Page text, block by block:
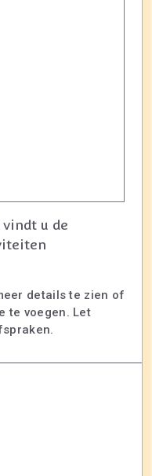
vindt u de
details te zien of
te voegen. Let